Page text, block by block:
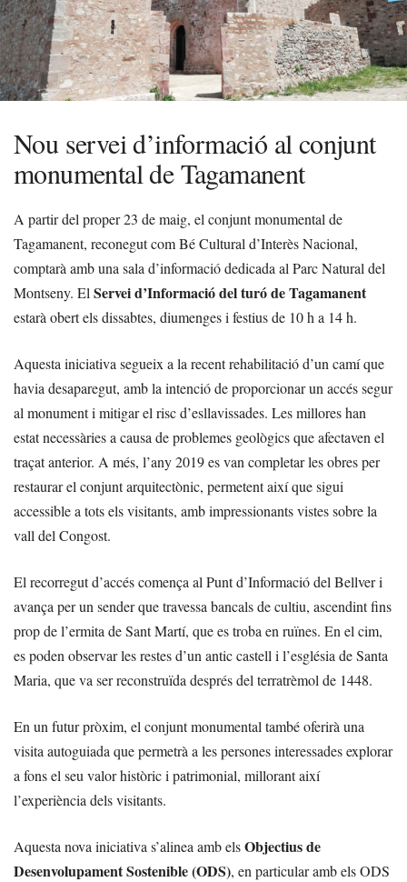
Nou servei d’informació al conjunt
monumental de Tagamanent
A partir del proper 23 de maig, el conjunt monumental de
Tagamanent, reconegut com Bé Cultural d’Interès Nacional,
comptarà amb una sala d’informació dedicada al Parc Natural del
Montseny. El Servei d’Informació del turó de Tagamanent
estarà obert els dissabtes, diumenges i festius de 10 h a 14 h.
Aquesta iniciativa segueix a la recent rehabilitació d’un camí que
havia desaparegut, amb la intenció de proporcionar un accés segur
al monument i mitigar el risc d’esllavissades. Les millores han
estat necessàries a causa de problemes geològics que afectaven el
traçat anterior. A més, l’any 2019 es van completar les obres per
restaurar el conjunt arquitectònic, permetent així que sigui
accessible a tots els visitants, amb impressionants vistes sobre la
vall del Congost.
El recorregut d’accés comença al Punt d’Informació del Bellver i
avança per un sender que travessa bancals de cultiu, ascendint fins
prop de l’ermita de Sant Martí, que es troba en ruïnes. En el cim,
es poden observar les restes d’un antic castell i l’església de Santa
Maria, que va ser reconstruïda després del terratrèmol de 1448.
En un futur pròxim, el conjunt monumental també oferirà una
visita autoguiada que permetrà a les persones interessades explorar
a fons el seu valor històric i patrimonial, millorant així
l’experiència dels visitants.
Aquesta nova iniciativa s’alinea amb elsObjectius de
Desenvolupament Sostenible (ODS), en particular amb els ODS